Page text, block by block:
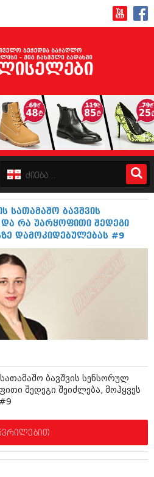
სათამაშო ბავშვის
რა უარყოფითი შედეგი
დამოკიდებულებას #9
ბავშვის სენსორულ
შედეგი შეიძლება, მოჰყვეს